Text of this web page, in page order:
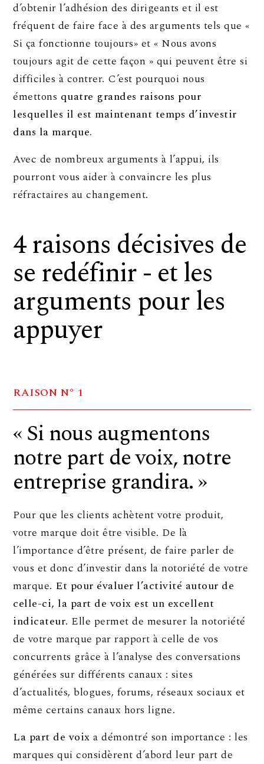
d’obtenir l’adhésion des dirigeants et il est
fréquent de faire face à des arguments tels que «
Si ça fonctionne toujours» et « Nous avons
toujours agit de cette façon » qui peuvent être si
difficiles à contrer. C’est pourquoi nous
émettons quatre grandes raisons pour
lesquelles il est maintenant temps d’investir
dans la marque.
Avec de nombreux arguments à l’appui, ils
pourront vous aider à convaincre les plus
réfractaires au changement.
4 raisons décisives de
se redéfinir - et les
arguments pour les
appuyer
RAISON N° 1
« Si nous augmentons
notre part de voix, notre
entreprise grandira. »
Pour que les clients achètent votre produit,
votre marque doit être visible. De là
l’importance d’être présent, de faire parler de
vous et donc d’investir dans la notoriété de votre
marque. Et pour évaluer l’activité autour de
celle-ci, la part de voix est un excellent
indicateur. Elle permet de mesurer la notoriété
de votre marque par rapport à celle de vos
concurrents grâce à l’analyse des conversations
générées sur différents canaux : sites
d’actualités, blogues, forums, réseaux sociaux et
même certains canaux hors ligne.
La part de voix a démontré son importance : les
marques qui considèrent d’abord leur part de